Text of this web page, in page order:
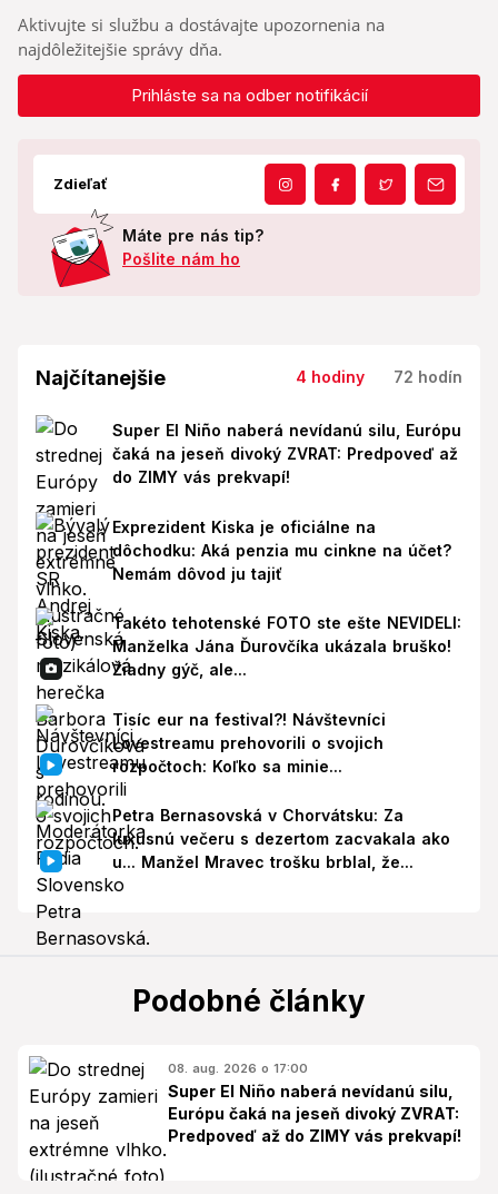
Aktivujte si službu a dostávajte upozornenia na
najdôležitejšie správy dňa.
Prihláste sa na odber notifikácií
Zdieľať
Máte pre nás tip?
Pošlite nám ho
Najčítanejšie 4 hodiny 72 hodín
Super El Niño naberá nevídanú silu, Európu
čaká na jeseň divoký ZVRAT: Predpoveď až
do ZIMY vás prekvapí!
Exprezident Kiska je oficiálne na
dôchodku: Aká penzia mu cinkne na účet?
Nemám dôvod ju tajiť
Takéto tehotenské FOTO ste ešte NEVIDELI:
Manželka Jána Ďurovčíka ukázala bruško!
Žiadny gýč, ale...
Tisíc eur na festival?! Návštevníci
Lovestreamu prehovorili o svojich
rozpočtoch: Koľko sa minie...
Petra Bernasovská v Chorvátsku: Za
luxusnú večeru s dezertom zacvakala ako
u... Manžel Mravec trošku brblal, že...
Podobné články
08. aug. 2026 o 17:00
Super El Niño naberá nevídanú silu,
Európu čaká na jeseň divoký ZVRAT:
Predpoveď až do ZIMY vás prekvapí!